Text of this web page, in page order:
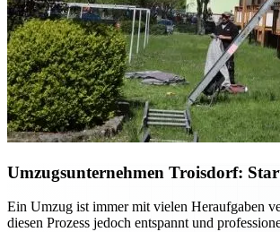
Umzugsunternehmen Troisdorf:
Ein Umzug ist immer mit vielen Heraufgaben
diesen Prozess jedoch entspannt und